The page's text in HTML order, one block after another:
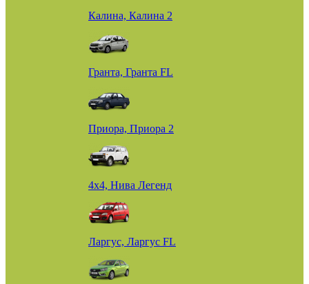
Калина, Калина 2
Гранта, Гранта FL
Приора, Приора 2
4х4, Нива Легенд
Ларгус, Ларгус FL